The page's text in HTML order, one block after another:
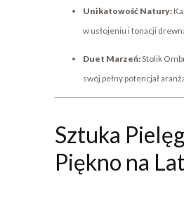
Unikatowość Natury:
w usłojeniu i tonacji
Duet Marzeń:Stolik
swój pełny potencjał
Sztuka
Piękno na